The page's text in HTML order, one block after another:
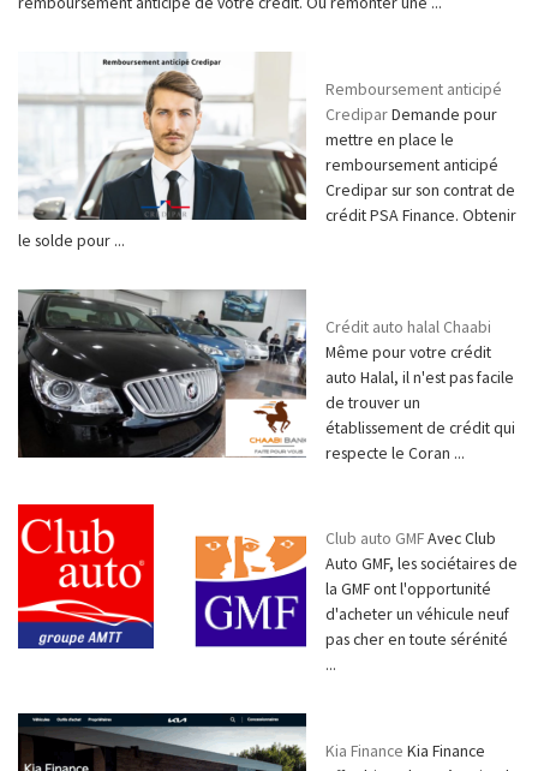
Remboursement anticipé
CrediparDemande pour
mettre en place le
remboursement anticipé
Credipar sur son contrat de
crédit PSA Finance. Obtenir
le solde pour ...
Crédit auto halal Chaabi
Même pour votre crédit
auto Halal, il n'est pas facile
de trouver un
établissement de crédit qui
respecte le Coran ...
Club auto GMFAvec Club
Auto GMF, les sociétaires de
la GMF ont l'opportunité
d'acheter un véhicule neuf
pas cher en toute sérénité
...
Kia Finance Kia Finance